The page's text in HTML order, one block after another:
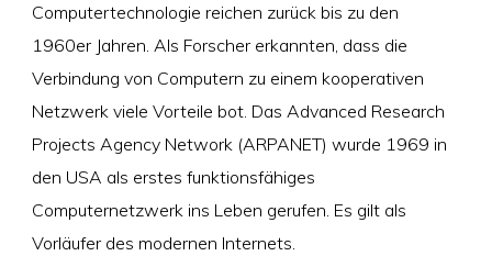
Computertechnologie reichen zurück bis zu den
1960er Jahren. Als Forscher erkannten, dass die
Verbindung von Computern zu einem kooperativen
Netzwerk viele Vorteile bot. Das Advanced Research
Projects Agency Network (ARPANET) wurde 1969 in
den USA als erstes funktionsfähiges
Computernetzwerk ins Leben gerufen. Es gilt als
Vorläufer des modernen Internets.